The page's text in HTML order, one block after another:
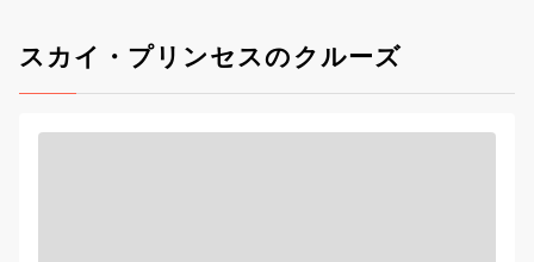
スカイ・プリンセスのクルーズ